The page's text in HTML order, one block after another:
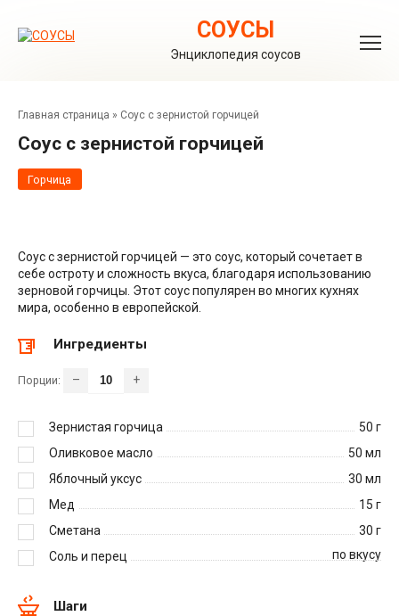
контенту
СОУСЫ
Энциклопедия соусов
Главная страница » Соус с зернистой горчицей
Соус с зернистой горчицей
Горчица
Соус с зернистой горчицей — это соус, который сочетает в
себе остроту и сложность вкуса, благодаря использованию
зерновой горчицы. Этот соус популярен во многих кухнях
мира, особенно в европейской.
Ингредиенты
Порции: – +
Зернистая горчица 50 г
Оливковое масло
50 мл
Яблочный уксус
30 мл
Мед
15 г
Сметана
30 г
Соль и перец
по вкусу
Шаги